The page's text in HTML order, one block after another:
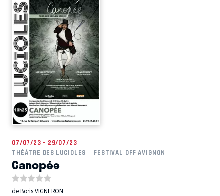
07/07/23 - 29/07/23
THÉÂTRE DES LUCIOLES
FESTIVAL OFF AVIGNON
Canopée
de Boris VIGNERON